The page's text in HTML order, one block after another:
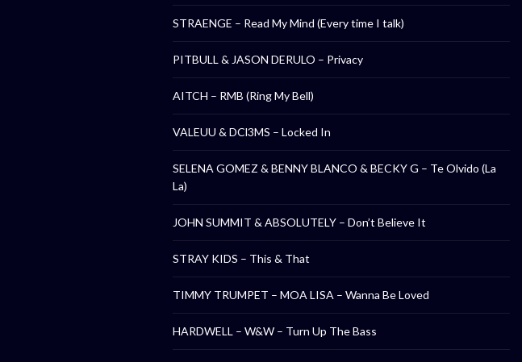
STRAENGE – Read My Mind (Every time I talk)
PITBULL & JASON DERULO – Privacy
AITCH – RMB (Ring My Bell)
VALEUU & DCl3MS – Locked In
SELENA GOMEZ & BENNY BLANCO & BECKY G – Te Olvido (La
La)
JOHN SUMMIT & ABSOLUTELY – Don’t Believe It
STRAY KIDS – This & That
TIMMY TRUMPET – MOA LISA – Wanna Be Loved
HARDWELL – W&W – Turn Up The Bass